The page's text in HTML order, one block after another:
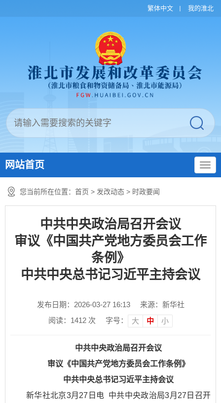
繁体中文 我的淮北
网站首页
您当前所在位置： 首页 > 发改动态 > 时政要闻
中共中央政治局召开会议
审议《中国共产党地方委员会工作
条例》
中共中央总书记习近平主持会议
发布日期：2026-03-27 16:13
来源：新华社
阅读： 1412 次 字号： 大 中 小
中共中央政治局召开会议
审议《中国共产党地方委员会工作条例》
中共中央总书记习近平主持会议
新华社北京3月27日电 中共中央政治局3月27日召开